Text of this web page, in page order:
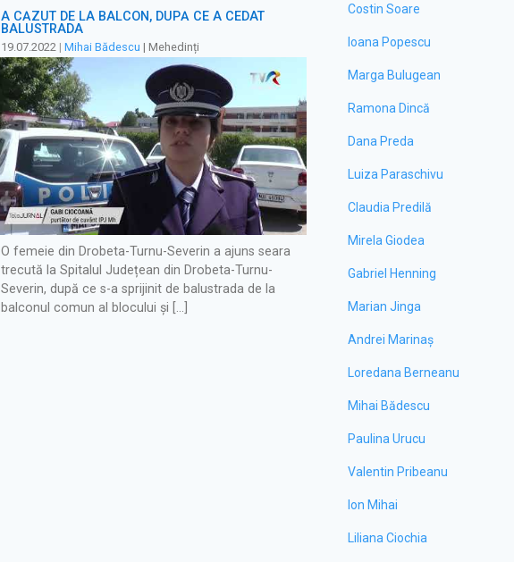
A CĂZUT DE LA BALCON, DUPĂ CE A CEDAT
BALUSTRADA
19.07.2022 | Mihai Bădescu | Mehedinți
O femeie din Drobeta-Turnu-Severin a ajuns seara
trecută la Spitalul Județean din Drobeta-Turnu-
Severin, după ce s-a sprijinit de balustrada de la
balconul comun al blocului și […]
Costin Soare
Ioana Popescu
Marga Bulugean
Ramona Dincă
Dana Preda
Luiza Paraschivu
Claudia Predilă
Mirela Giodea
Gabriel Henning
Marian Jinga
Andrei Marinaș
Loredana Berneanu
Mihai Bădescu
Paulina Urucu
Valentin Pribeanu
Ion Mihai
Liliana Ciochia